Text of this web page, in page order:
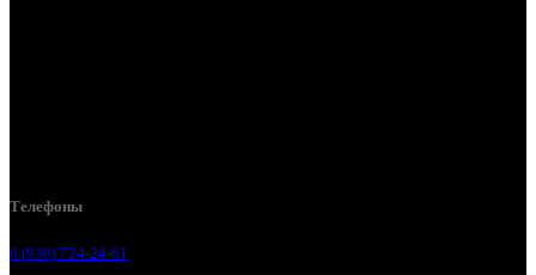
Телефоны
8 (930) 724-24-61